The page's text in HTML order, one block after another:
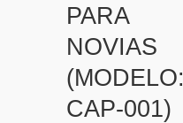
PARA
NOVIAS
(MODELO:
CAP-001)